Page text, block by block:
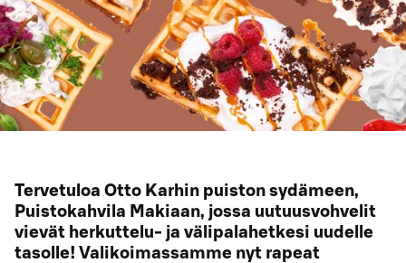
Tervetuloa Otto Karhin puiston sydämeen,
Puistokahvila Makiaan, jossa uutuusvohvelit
vievät herkuttelu- ja välipalahetkesi uudelle
tasolle! Valikoimassamme nyt rapeat